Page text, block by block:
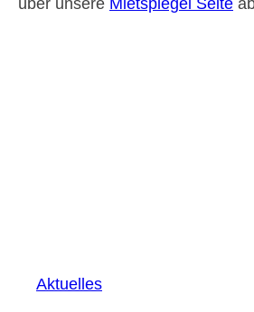
über unsere Mietspiegel Seite
Aktuelles